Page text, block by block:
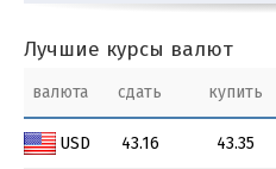
Лучшие курсы валют
валюта сдать купить
USD 43.16 43.35